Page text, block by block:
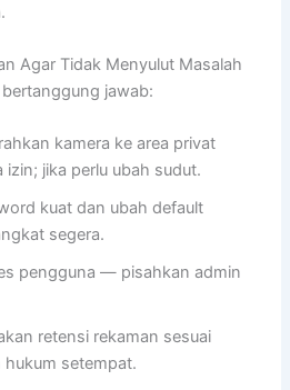
Agar Tidak Menyulut Masalah
jawab:
kamera ke area privat
jika perlu ubah sudut.
kuat dan ubah default
segera.
pengguna — pisahkan admin
retensi rekaman sesuai
setempat.